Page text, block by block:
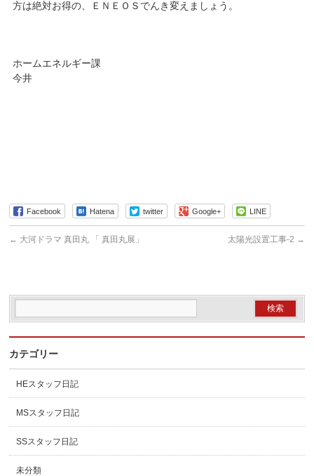
方は絶対お得の、ＥＮＥＯＳでんき変えましょう。
ホームエネルギー課
今井
Facebook Hatena twitter Google+ LINE
← 大河ドラマ 真田丸 「 真田丸展」 太陽光設置工事-2 →
カテゴリー
HEスタッフ日記
MSスタッフ日記
SSスタッフ日記
未分類